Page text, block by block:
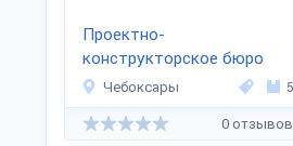
Проектно-
конструкторское бюро
Техноприбор
Чебоксары 5
0 отзывов